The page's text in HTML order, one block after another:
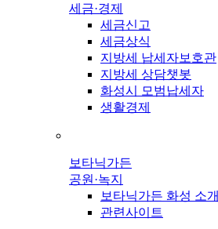
세금·경제
세금신고
세금상식
지방세 납세자보호관
지방세 상담챗봇
화성시 모범납세자
생활경제
보타닉가든
공원·녹지
보타닉가든 화성 소개
관련사이트